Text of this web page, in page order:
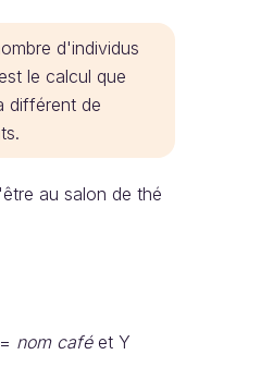
d'individus
le calcul que
différent de
au salon de thé
nom caféet Y